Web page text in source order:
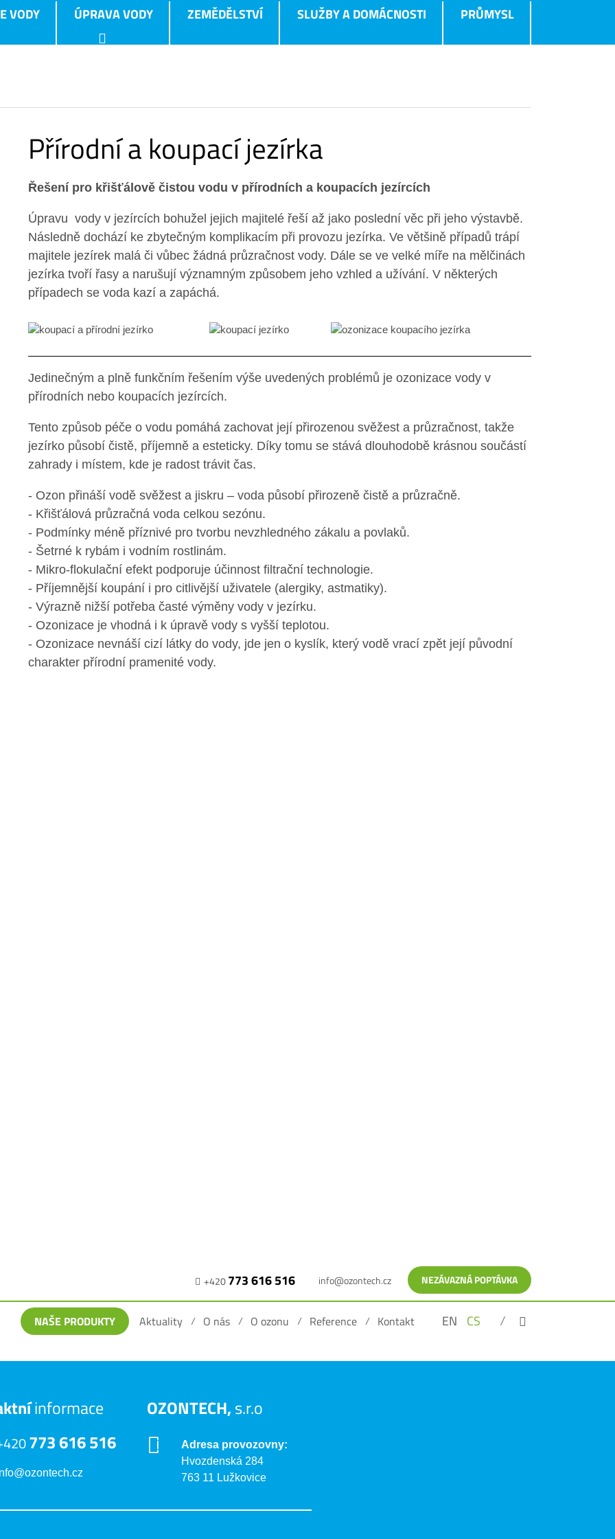
VODY ÚPRAVA VODY ZEMĚDĚLSTVÍ SLUŽBY A DOMÁCNOSTI PRŮMYSL
Přírodní a koupací jezírka
Řešení pro křišťálově čistou vodu v přírodních a koupacích jezírcích
Úpravu vody v jezírcích bohužel jejich majitelé řeší až jako poslední věc při jeho výstavbě.
Následně dochází ke zbytečným komplikacím při provozu jezírka. Ve většině případů trápí
majitele jezírek malá či vůbec žádná průzračnost vody. Dále se ve velké míře na mělčinách
jezírka tvoří řasy a narušují významným způsobem jeho vzhled a užívání. V některých
případech se voda kazí a zapáchá.
Jedinečným a plně funkčním řešením výše uvedených problémů je ozonizace vody v
přírodních nebo koupacích jezírcích.
Tento způsob péče o vodu pomáhá zachovat její přirozenou svěžest a průzračnost, takže
jezírko působí čistě, příjemně a esteticky. Díky tomu se stává dlouhodobě krásnou součástí
zahrady i místem, kde je radost trávit čas.
- Ozon přináší vodě svěžest a jiskru – voda působí přirozeně čistě a průzračně.
- Křišťálová průzračná voda celkou sezónu.
- Podmínky méně příznivé pro tvorbu nevzhledného zákalu a povlaků.
- Šetrné k rybám i vodním rostlinám.
- Mikro-flokulační efekt podporuje účinnost filtrační technologie.
- Příjemnější koupání i pro citlivější uživatele (alergiky, astmatiky).
- Výrazně nižší potřeba časté výměny vody v jezírku.
- Ozonizace je vhodná i k úpravě vody s vyšší teplotou.
- Ozonizace nevnáší cizí látky do vody, jde jen o kyslík, který vodě vrací zpět její původní
charakter přírodní pramenité vody.
+420773 616 516 info@ozontech.cz NEZÁVAZNÁ POPTÁVKA
NAŠE PRODUKTY Aktuality O nás O ozonu Reference Kontakt EN CS
informace
773 616 516
OZONTECH,s.r.o
Adresa provozovny:
Hvozdenská 284
763 11 Lužkovice